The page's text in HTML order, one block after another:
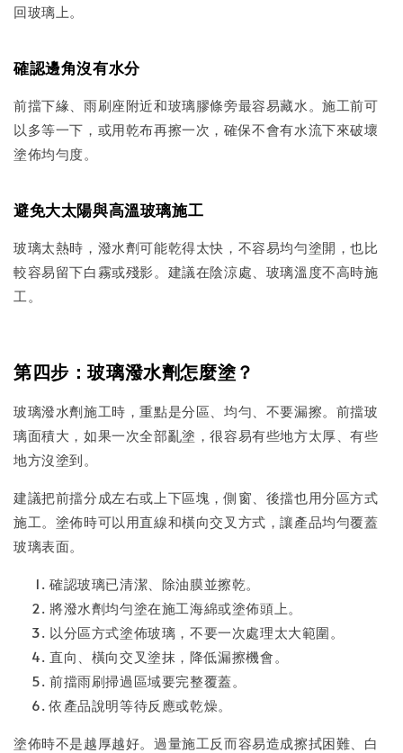
回玻璃上。
確認邊角沒有水分
前擋下緣、雨刷座附近和玻璃膠條旁最容易藏水。施工前可
以多等一下，或用乾布再擦一次，確保不會有水流下來破壞
塗佈均勻度。
避免大太陽與高溫玻璃施工
玻璃太熱時，潑水劑可能乾得太快，不容易均勻塗開，也比
較容易留下白霧或殘影。建議在陰涼處、玻璃溫度不高時施
工。
第四步：玻璃潑水劑怎麼塗？
玻璃潑水劑施工時，重點是分區、均勻、不要漏擦。前擋玻
璃面積大，如果一次全部亂塗，很容易有些地方太厚、有些
地方沒塗到。
建議把前擋分成左右或上下區塊，側窗、後擋也用分區方式
施工。塗佈時可以用直線和橫向交叉方式，讓產品均勻覆蓋
玻璃表面。
確認玻璃已清潔、除油膜並擦乾。
將潑水劑均勻塗在施工海綿或塗佈頭上。
以分區方式塗佈玻璃，不要一次處理太大範圍。
直向、橫向交叉塗抹，降低漏擦機會。
前擋雨刷掃過區域要完整覆蓋。
依產品說明等待反應或乾燥。
塗佈時不是越厚越好。過量施工反而容易造成擦拭困難、白